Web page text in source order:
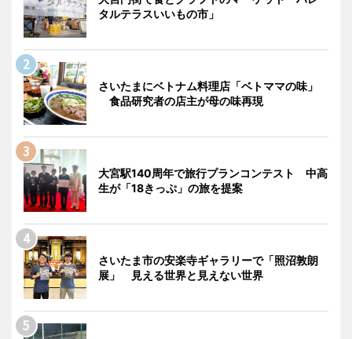
タルテラスいいもの市」
さいたまにベトナム料理店「ベトママの味」
食品研究者の店主が母の味再現
大宮駅140周年で旅行プランコンテスト 中高
生が「18きっぷ」の旅を提案
さいたま市の安楽寺ギャラリーで「照沼敦朗
展」 見える世界と見えない世界